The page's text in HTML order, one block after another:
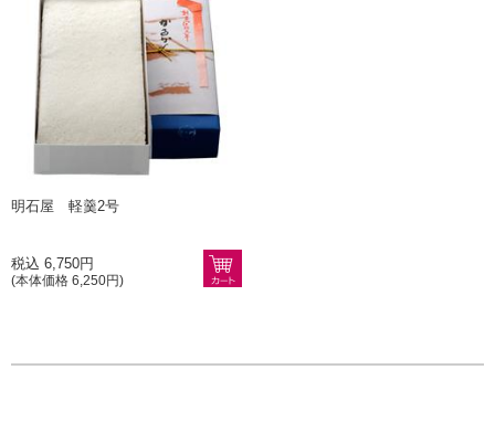
明石屋 軽羹2号
税込 6,750円
(本体価格 6,250円)